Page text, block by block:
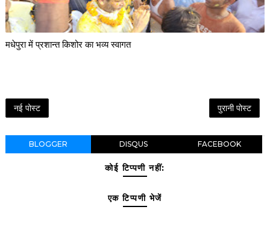
मधेपुरा में प्रशान्त किशोर का भव्य स्वागत
नई पोस्ट पुरानी पोस्ट
BLOGGER DISQUS FACEBOOK
कोई टिप्पणी नहीं:
एक टिप्पणी भेजें